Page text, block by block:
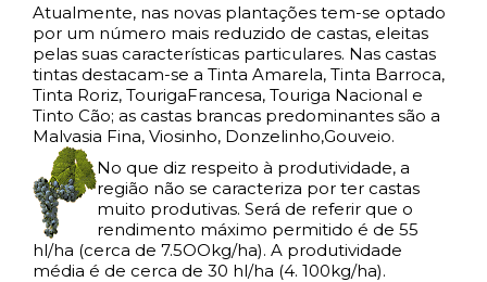
Atualmente, nas novas plantações tem-se optado
por um número mais reduzido de castas, eleitas
pelas suas características particulares. Nas castas
tintas destacam-se a Tinta Amarela, Tinta Barroca,
Tinta Roriz, TourigaFrancesa, Touriga Nacional e
Tinto Cão; as castas brancas predominantes são a
Malvasia Fina, Viosinho, Donzelinho,Gouveio.
No que diz respeito à produtividade, a
região não se caracteriza por ter castas
muito produtivas. Será de referir que o
rendimento máximo permitido é de 55
hl/ha (cerca de 7.5OOkg/ha). A produtividade
média é de cerca de 30 hl/ha (4. 100kg/ha).